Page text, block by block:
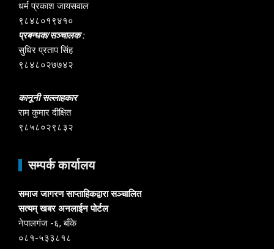
धर्म प्रकाश जायसवाल
९८४८०१९४१०
प्रबन्धक/सञ्चालक :
सुधिर प्रताप सिंह
९८४८०२७७४२
कानूनी सल्लाहकार
राम कुमार दीक्षित
९८५८०२९८३२
सम्पर्क कार्यालय
समाज जागरण साप्ताहिकद्वारा सञ्चालित
सत्यम् खबर अनलाईन पोर्टल
नेपालगंज -६, बाँके
०८१-५३३८१८